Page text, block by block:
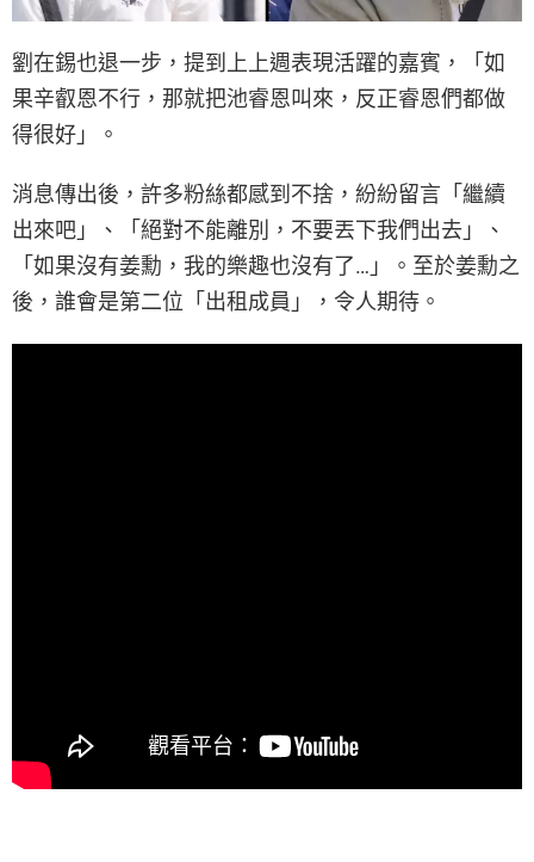
劉在錫也退一步，提到上上週表現活躍的嘉賓，「如
果辛叡恩不行，那就把池睿恩叫來，反正睿恩們都做
得很好」。
消息傳出後，許多粉絲都感到不捨，紛紛留言「繼續
出來吧」、「絕對不能離別，不要丟下我們出去」、
「如果沒有姜勳，我的樂趣也沒有了…」。至於姜勳之
後，誰會是第二位「出租成員」，令人期待。